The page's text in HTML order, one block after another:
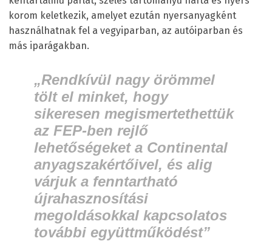
korom keletkezik, amelyet ezután nyersanyagként
használhatnak fel a vegyiparban, az autóiparban és
más iparágakban.
„Rendkívül nagy örömmel
tölt el minket, hogy
sikeresen megismertethettük
az FEP-ben rejlő
lehetőségeket a Continental
anyagszakértőivel, és alig
várjuk a fenntartható
újrahasznosítási
megoldásokkal kapcsolatos
további együttműködést”